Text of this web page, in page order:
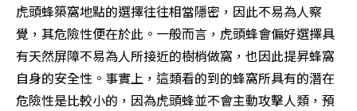
虎頭蜂築窩地點的選擇往往相當隱密，因此不易為人察
覺，其危險性便在於此。一般而言，虎頭蜂會偏好選擇具
有天然屏障不易為人所接近的樹梢做窩，也因此提昇蜂窩
自身的安全性。事實上，這類看的到的蜂窩所具有的潛在
危險性是比較小的，因為虎頭蜂並不會主動攻擊人類，預